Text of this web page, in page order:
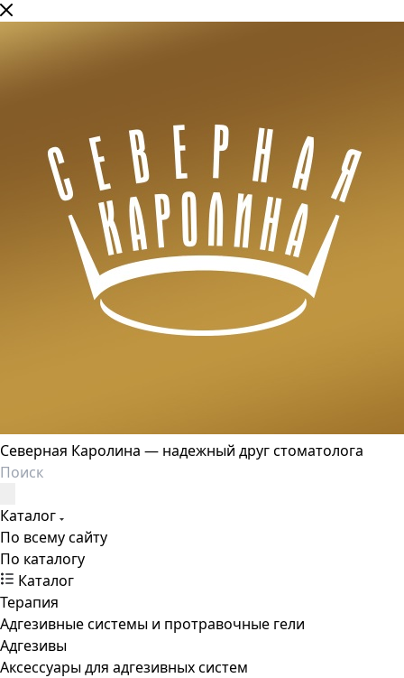
Северная Каролина — надежный друг стоматолога
Каталог
По всему сайту
По каталогу
Каталог
Терапия
Адгезивные системы и протравочные гели
Адгезивы
Аксессуары для адгезивных систем